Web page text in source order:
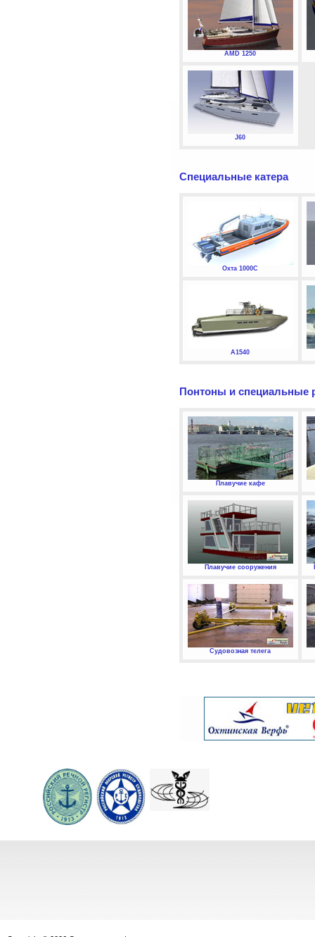
AMD 1250
J60
Специальные катера
Охта 1000С
А1540
Понтоны и специальные
Плавучие кафе
Плавучие сооружения
Судовозная телега